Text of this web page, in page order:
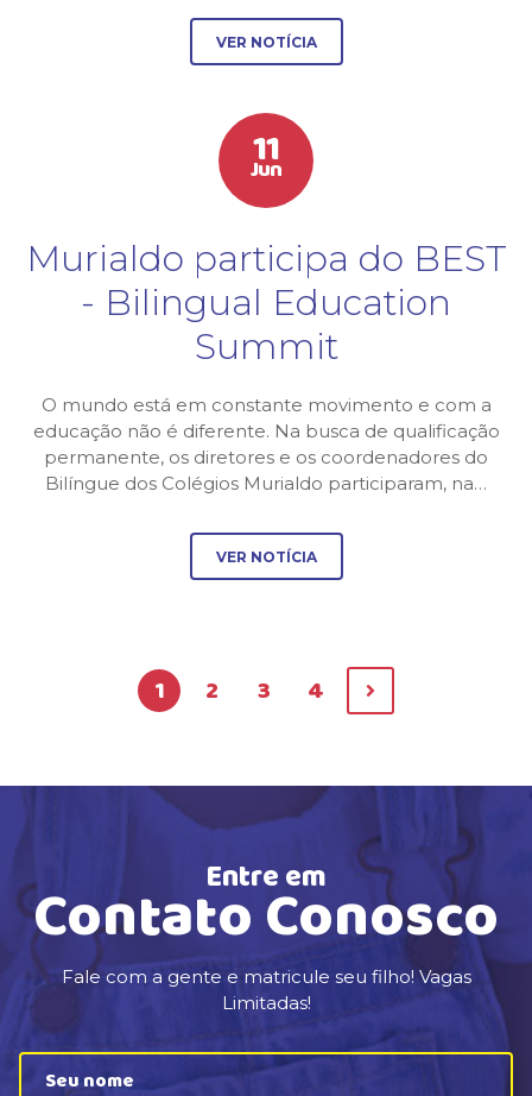
VER NOTÍCIA
11
Jun
Murialdo participa do BEST
- Bilingual Education
Summit
O mundo está em constante movimento e com a
educação não é diferente. Na busca de qualificação
permanente, os diretores e os coordenadores do
Bilíngue dos Colégios Murialdo participaram, na…
VER NOTÍCIA
1 2 3 4
Entre em
Contato Conosco
Fale com a gente e matricule seu filho! Vagas
Limitadas!